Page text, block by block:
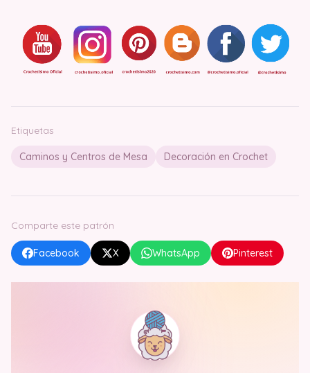
Etiquetas
Caminos y Centros de Mesa Decoración en Crochet
Comparte este patrón
Facebook X WhatsApp Pinterest